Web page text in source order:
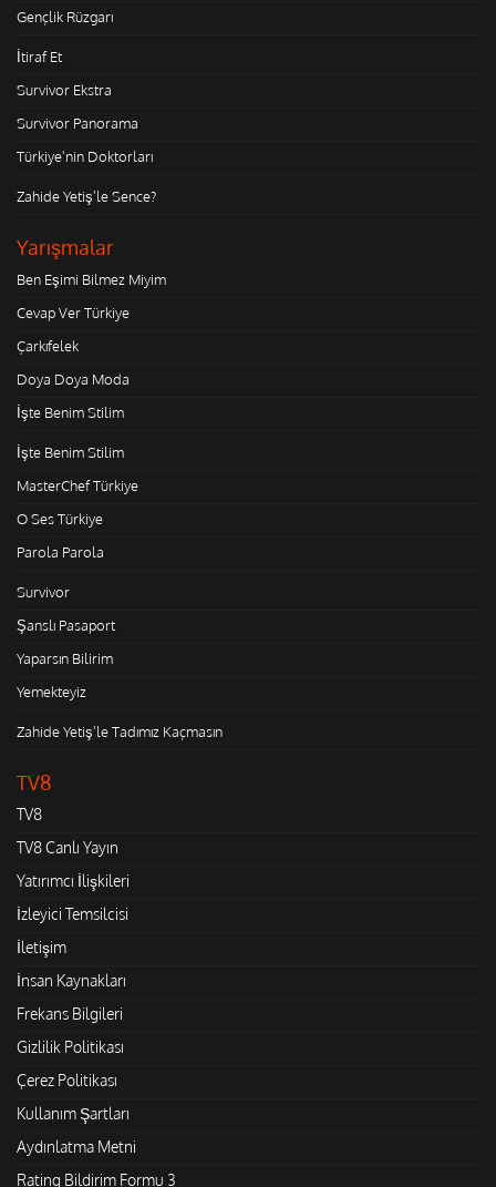
Gençlik Rüzgarı
İtiraf Et
Survivor Ekstra
Survivor Panorama
Türkiye'nin Doktorları
Zahide Yetiş'le Sence?
Yarışmalar
Ben Eşimi Bilmez Miyim
Cevap Ver Türkiye
Çarkıfelek
Doya Doya Moda
İşte Benim Stilim
İşte Benim Stilim
MasterChef Türkiye
O Ses Türkiye
Parola Parola
Survivor
Şanslı Pasaport
Yaparsın Bilirim
Yemekteyiz
Zahide Yetiş'le Tadımız Kaçmasın
TV8
TV8
TV8 Canlı Yayın
Yatırımcı İlişkileri
İzleyici Temsilcisi
İletişim
İnsan Kaynakları
Frekans Bilgileri
Gizlilik Politikası
Çerez Politikası
Kullanım Şartları
Aydınlatma Metni
Rating Bildirim Formu 3